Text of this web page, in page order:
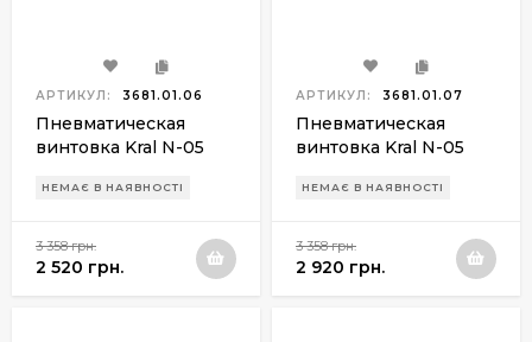
АРТИКУЛ: 3681.01.06
Пневматическая
винтовка Kral N-05
НЕМАЄ В НАЯВНОСТІ
3 358 грн.
2 520 грн.
АРТИКУЛ: 3681.01.07
Пневматическая
винтовка Kral N-05
НЕМАЄ В НАЯВНОСТІ
3 358 грн.
2 920 грн.